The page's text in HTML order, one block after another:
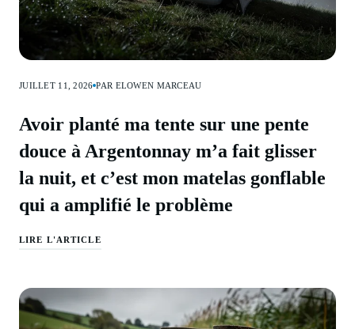
JUILLET 11, 2026 PAR ELOWEN MARCEAU
Avoir planté ma tente sur une pente
douce à Argentonnay m’a fait glisser
la nuit, et c’est mon matelas gonflable
qui a amplifié le problème
LIRE L'ARTICLE